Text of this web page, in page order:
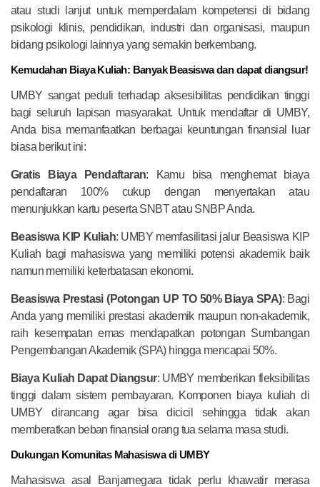
atau studi lanjut untuk memperdalam kompetensi di bidang
psikologi klinis, pendidikan, industri dan organisasi, maupun
bidang psikologi lainnya yang semakin berkembang.
Kemudahan Biaya Kuliah: Banyak Beasiswa dan dapat diangsur!
UMBY sangat peduli terhadap aksesibilitas pendidikan tinggi
bagi seluruh lapisan masyarakat. Untuk mendaftar di UMBY,
Anda bisa memanfaatkan berbagai keuntungan finansial luar
biasa berikut ini:
Gratis Biaya Pendaftaran: Kamu bisa menghemat biaya
pendaftaran 100% cukup dengan menyertakan atau
menunjukkan kartu peserta SNBT atau SNBP Anda.
Beasiswa KIP Kuliah: UMBY memfasilitasi jalur Beasiswa KIP
Kuliah bagi mahasiswa yang memiliki potensi akademik baik
namun memiliki keterbatasan ekonomi.
Beasiswa Prestasi (Potongan UP TO 50% Biaya SPA): Bagi
Anda yang memiliki prestasi akademik maupun non-akademik,
raih kesempatan emas mendapatkan potongan Sumbangan
Pengembangan Akademik (SPA) hingga mencapai 50%.
Biaya Kuliah Dapat Diangsur: UMBY memberikan fleksibilitas
tinggi dalam sistem pembayaran. Komponen biaya kuliah di
UMBY dirancang agar bisa dicicil sehingga tidak akan
memberatkan beban finansial orang tua selama masa studi.
Dukungan Komunitas Mahasiswa di UMBY
Mahasiswa asal Banjarnegara tidak perlu khawatir merasa